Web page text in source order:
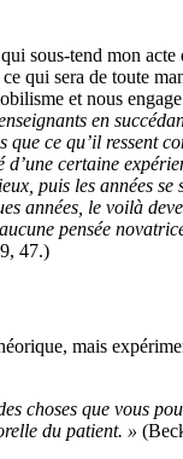
sous-tend mon
qui sera de toute
et nous
en
ce qu’il ressent
certaine
puis les années se
années, le voilà
pensée
47.)
mais
choses que vous
du patient. »